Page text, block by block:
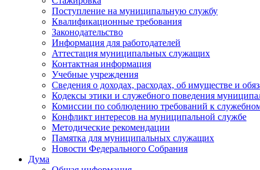
Поступление на муниципальную службу
Квалификационные требования
Законодательство
Информация для работодателей
Аттестация муниципальных служащих
Контактная информация
Учебные учреждения
Сведения о доходах, расходах, об имуществе и
Кодексы этики и служебного поведения
Комиссии по соблюдению требований к
Конфликт интересов на муниципальной службе
Методические рекомендации
Памятка для муниципальных служащих
Новости Федерального Cобрания
Дума